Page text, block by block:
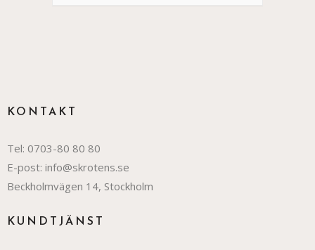
KONTAKT
Tel: 0703-80 80 80
E-post: info@skrotens.se
Beckholmvägen 14, Stockholm
KUNDTJÄNST